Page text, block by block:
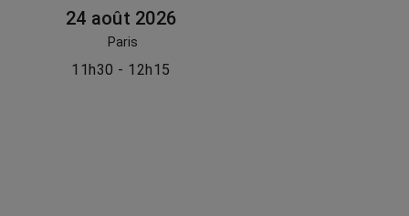
24 août 2026
Paris
11h30 - 12h15